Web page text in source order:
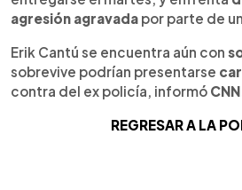
agresión agravada por parte de
Erik Cantú se encuentra aún con
sobrevive podrían presentarse
contra del ex policía, informó
REGRESAR A LA